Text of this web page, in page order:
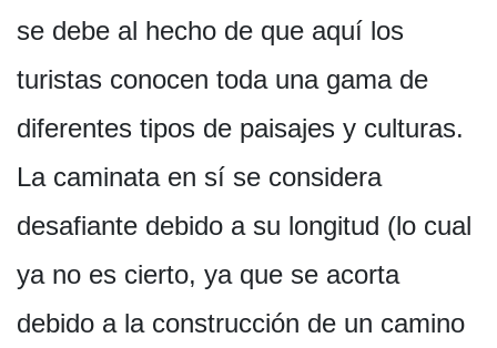
se debe al hecho de que aquí los
turistas conocen toda una gama de
diferentes tipos de paisajes y culturas.
La caminata en sí se considera
desafiante debido a su longitud (lo cual
ya no es cierto, ya que se acorta
debido a la construcción de un camino